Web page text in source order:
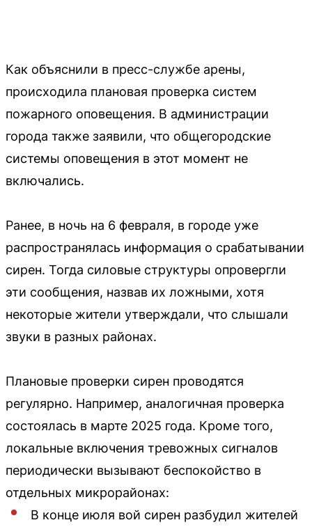
Как объяснили в пресс-службе арены,
происходила плановая проверка систем
пожарного оповещения. В администрации
города также заявили, что общегородские
системы оповещения в этот момент не
включались.
Ранее, в ночь на 6 февраля, в городе уже
распространялась информация о срабатывании
сирен. Тогда силовые структуры опровергли
эти сообщения, назвав их ложными, хотя
некоторые жители утверждали, что слышали
звуки в разных районах.
Плановые проверки сирен проводятся
регулярно. Например, аналогичная проверка
состоялась в марте 2025 года. Кроме того,
локальные включения тревожных сигналов
периодически вызывают беспокойство в
отдельных микрорайонах:
В конце июля вой сирен разбудил жителей